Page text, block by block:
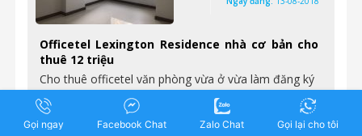
Officetel Lexington Residence nhà cơ bản cho
thuê 12 triệu
Cho thuê officetel văn phòng vừa ở vừa làm đăng ký
kinh doanh được. Vị trí: mặt tiền đại lộ…
Gọi ngay Facebook Chat Zalo Chat Gọi lại cho tôi